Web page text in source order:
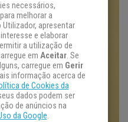
necessários,
melhorar a
Utilizador, apresentar
e elaborar
a utilização de
em Aceitar. Se
carregue em Gerir
informação acerca de
de Cookies da
dados podem ser
de anúncios na
da Google.